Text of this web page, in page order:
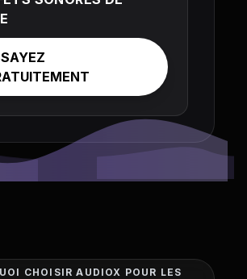
CHOISIR AUDIOX POUR LES